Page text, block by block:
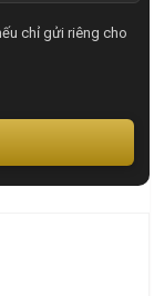
chỉ gửi riêng cho